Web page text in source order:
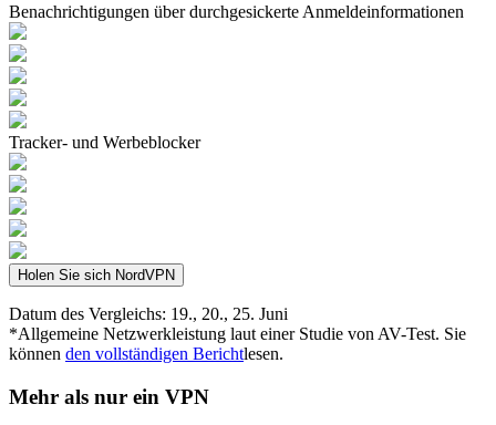
Benachrichtigungen über durchgesickerte Anmeldeinformationen
Tracker- und Werbeblocker
Holen Sie sich NordVPN
Datum des Vergleichs: 19., 20., 25. Juni
*Allgemeine Netzwerkleistung laut einer Studie von AV-Test. Sie
können den vollständigen Berichtlesen.
Mehr als nur ein VPN